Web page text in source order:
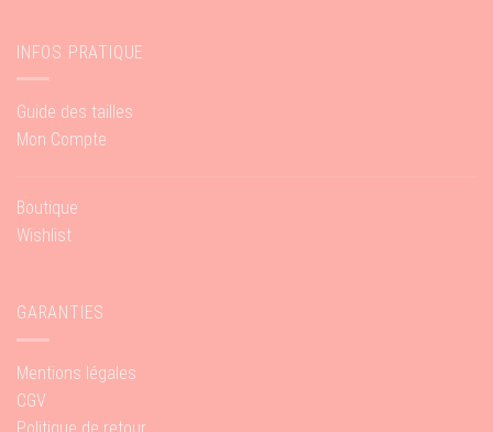
INFOS PRATIQUE
Guide des tailles
Mon Compte
Boutique
Wishlist
GARANTIES
Mentions légales
CGV
Politique de retour